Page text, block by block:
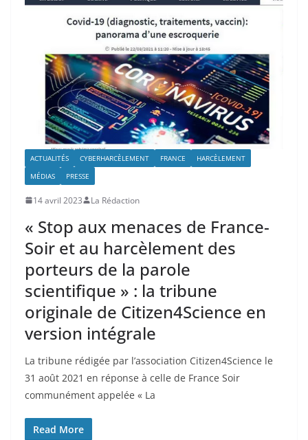
ACTUALITÉS CYBERHARCÈLEMENT FRANCE
HARCÈLEMENT
MÉDIAS
PRESSE
14 avril 2023 La Rédaction
« Stop aux menaces de France-
Soir et au harcèlement des
porteurs de la parole
scientifique » : la tribune
originale de Citizen4Science en
version intégrale
La tribune rédigée par l’association Citizen4Science le
31 août 2021 en réponse à celle de France Soir
communément appelée « La
Read More